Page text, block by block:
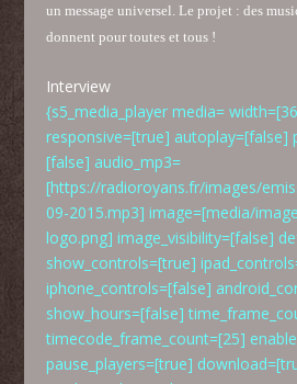
un message universel. Le projet : des
donnent pour toutes et tous !
Interview
{s5_media_player media=
responsive=[true] autoplay=[false]
[false] audio_mp3=
[https://radioroyans.fr/images/
09-2015.mp3] image=[media/
logo.png] image_visibility=[false]
show_controls=[true]
iphone_controls=[false]
show_hours=[false]
timecode_frame_count=[25]
pause_players=[true]